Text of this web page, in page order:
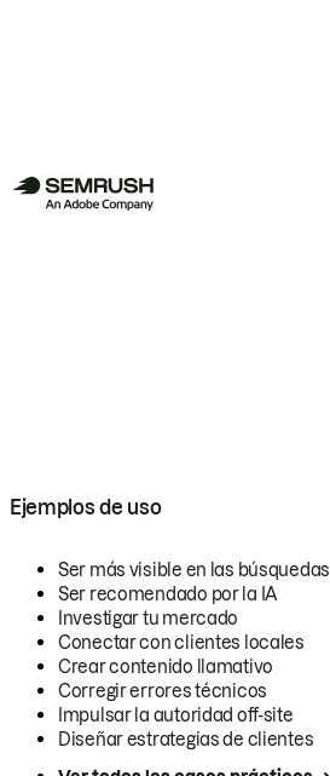
Ejemplos de uso
Ser más visible en las búsquedas
Ser recomendado por la IA
Investigar tu mercado
Conectar con clientes locales
Crear contenido llamativo
Corregir errores técnicos
Impulsar la autoridad off-site
Diseñar estrategias de clientes